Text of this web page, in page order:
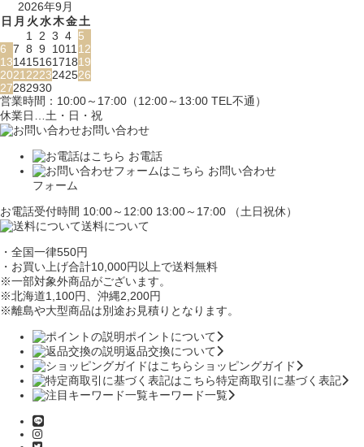
2026年9月
日 月 火水木金土
1 2 3 4 5
6 7 8 9 101112
13141516171819
20212223242526
27282930
営業時間：10:00～17:00（12:00～13:00 TEL不通）
休業日…土・日・祝
お問い合わせ
お電話
お問い合わせ
フォーム
お電話受付時間 10:00～12:00 13:00～17:00 （土日祝休）
送料について
・全国一律550円
・お買い上げ合計10,000円 以上で送料無料
※一部対象外商品がございます。
※北海道1,100円、沖縄2,200円
※離島や大型商品は別途お見積りとなります。
ポイントについて
返品交換について
ショッピングガイド
特定商取引に基づく表記
キーワード一覧